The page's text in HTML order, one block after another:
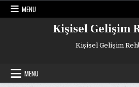
Skip
MENU
Kişisel Gelişim
Kişisel Gelişim
MENU